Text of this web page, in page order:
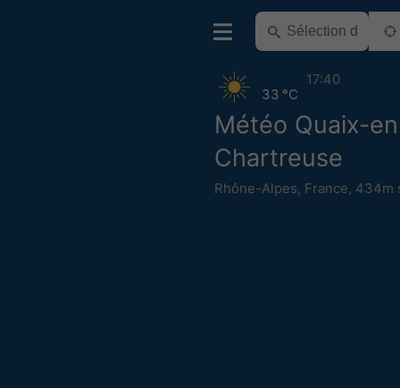
Météo Quaix-
Chartreuse
Rhône-Alpes, France, 434m
33 °C
17:40